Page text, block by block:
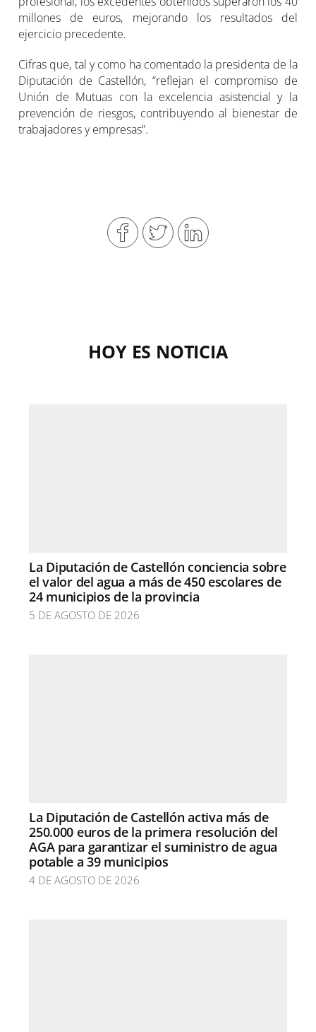
millones de euros, mejorando los resultados del
ejercicio precedente.
Cifras que, tal y como ha comentado la presidenta de la
Diputación de Castellón, “reflejan el compromiso de
Unión de Mutuas con la excelencia asistencial y la
prevención de riesgos, contribuyendo al bienestar de
trabajadores y empresas”.
HOY ES NOTICIA
La Diputación de Castellón conciencia sobre
el valor del agua a más de 450 escolares de
24 municipios de la provincia
5 DE AGOSTO DE 2026
La Diputación de Castellón activa más de
250.000 euros de la primera resolución del
AGA para garantizar el suministro de agua
potable a 39 municipios
4 DE AGOSTO DE 2026